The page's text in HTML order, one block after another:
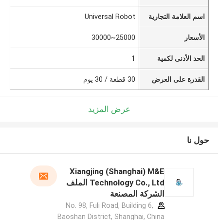
اسم العلامة التجارية Universal Robot
الأسعار 25000~30000
الحد الأدنى لكمية 1
القدرة على العرض 30 قطعة / 30 يوم
عرض المزيد
حول نا
Xiangjing (Shanghai) M&E
Technology Co., Ltd الملف
الشركة المصنعة
No. 98, Fuli Road, Building 6,
Baoshan District, Shanghai, China